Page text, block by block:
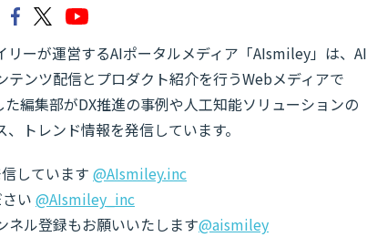
リーが運営するAIポータルメディア「AIsmiley」は、AI
テンツ配信とプロダクト紹介を行うWebメディアで
た編集部がDX推進の事例や人工知能ソリューションの
トレンド情報を発信しています。
しています @AIsmiley.inc
い @AIsmiley_inc
ネル登録もお願いいたします@aismiley